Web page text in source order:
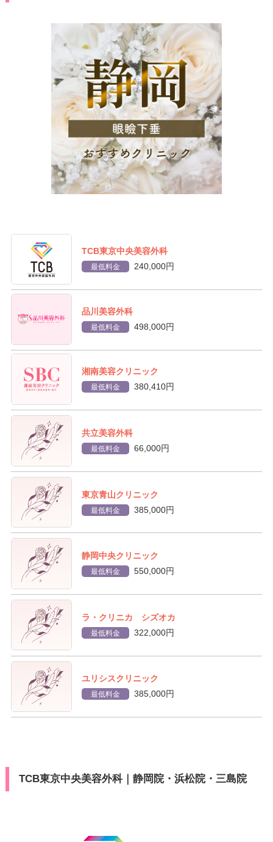
TCB東京中央美容外科
最低料金 240,000円
品川美容外科
最低料金 498,000円
湘南美容クリニック
最低料金 380,410円
共立美容外科
最低料金 66,000円
東京青山クリニック
最低料金 385,000円
静岡中央クリニック
最低料金 550,000円
ラ・クリニカ シズオカ
最低料金 322,000円
ユリシスクリニック
最低料金 385,000円
TCB東京中央美容外科｜静岡院・浜松院・三島院